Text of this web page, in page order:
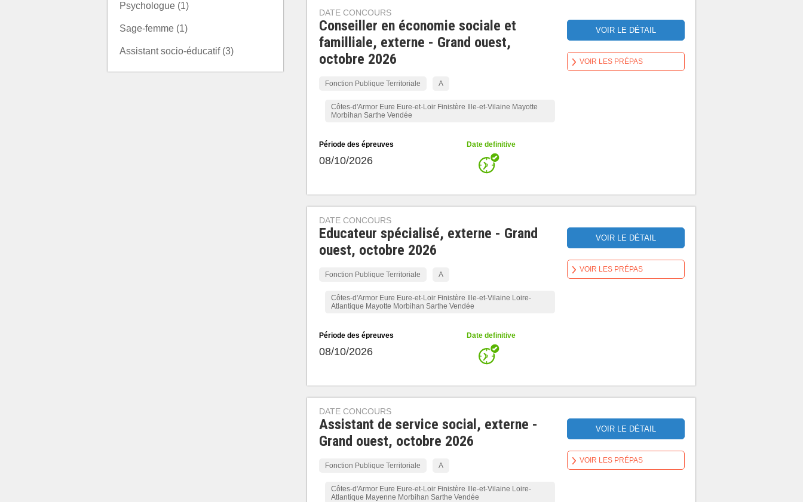
Psychologue (1)
Sage-femme (1)
Assistant socio-éducatif (3)
DATE CONCOURS
Conseiller en économie sociale et
familliale, externe - Grand ouest,
octobre 2026
Fonction Publique Territoriale A
Côtes-d'Armor Eure Eure-et-Loir Finistère Ille-et-Vilaine Mayotte
Morbihan Sarthe Vendée
Période des épreuves
08/10/2026
Date definitive
VOIR LE DÉTAIL
VOIR LES PRÉPAS
DATE CONCOURS
Educateur spécialisé, externe - Grand
ouest, octobre 2026
Fonction Publique Territoriale A
Côtes-d'Armor Eure Eure-et-Loir Finistère Ille-et-Vilaine Loire-
Atlantique Mayotte Morbihan Sarthe Vendée
Période des épreuves
08/10/2026
Date definitive
VOIR LE DÉTAIL
VOIR LES PRÉPAS
DATE CONCOURS
Assistant de service social, externe -
Grand ouest, octobre 2026
Fonction Publique Territoriale A
Côtes-d'Armor Eure Eure-et-Loir Finistère Ille-et-Vilaine Loire-
Atlantique Mayenne Morbihan Sarthe Vendée
VOIR LE DÉTAIL
VOIR LES PRÉPAS